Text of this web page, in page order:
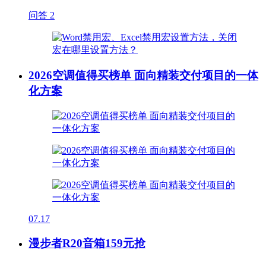
问答 2
2026空调值得买榜单 面向精装交付项目的一体
化方案
07.17
漫步者R20音箱159元抢